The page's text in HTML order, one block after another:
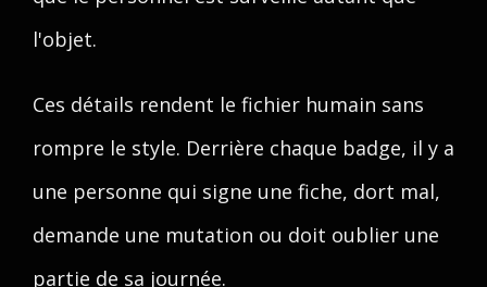
l'objet.
Ces détails rendent le fichier humain sans
rompre le style. Derrière chaque badge, il y a
une personne qui signe une fiche, dort mal,
demande une mutation ou doit oublier une
partie de sa journée.